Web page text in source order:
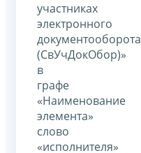
участниках
электронного
документооборота
(СвУчДокОбор)»
в
графе
«Наименование
элемента»
слово
«исполнителя»